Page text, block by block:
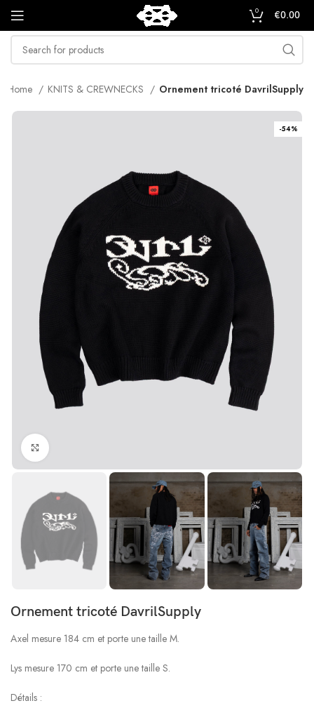
0 €0.00
Home KNITS & CREWNECKS Ornement tricoté DavrilSupply
-54%
Ornement tricoté DavrilSupply
Axel mesure 184 cm et porte une taille M.
Lys mesure 170 cm et porte une taille S.
Détails :